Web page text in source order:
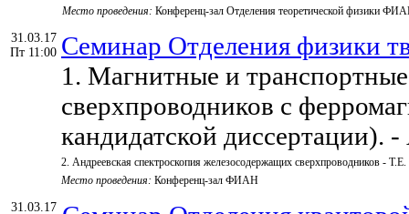
Место проведения: Конференц-зал Отделения теоретической физики
31.03.17
Пт 11:00 Семинар Отделения физики
1. Магнитные и
сверхпроводников с
кандидатской
2. Андреевская спектроскопия железосодержащих сверхпроводников -
Место проведения: Конференц-зал ФИАН
31.03.17